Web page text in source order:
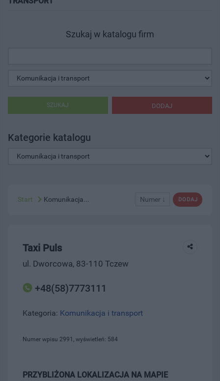
Szukaj w katalogu firm
DODAJ
SZUKAJ
Kategorie katalogu
DODAJ
Numer ↓
Start Komunikacja...
Taxi Puls
ul. Dworcowa, 83-110 Tczew
+48(58)7773111
Kategoria: Komunikacja i transport
Numer wpisu 2991, wyświetleń: 584
PRZYBLIŻONA LOKALIZACJA NA MAPIE